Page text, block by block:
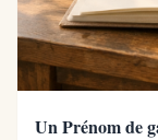
Un Prénom de